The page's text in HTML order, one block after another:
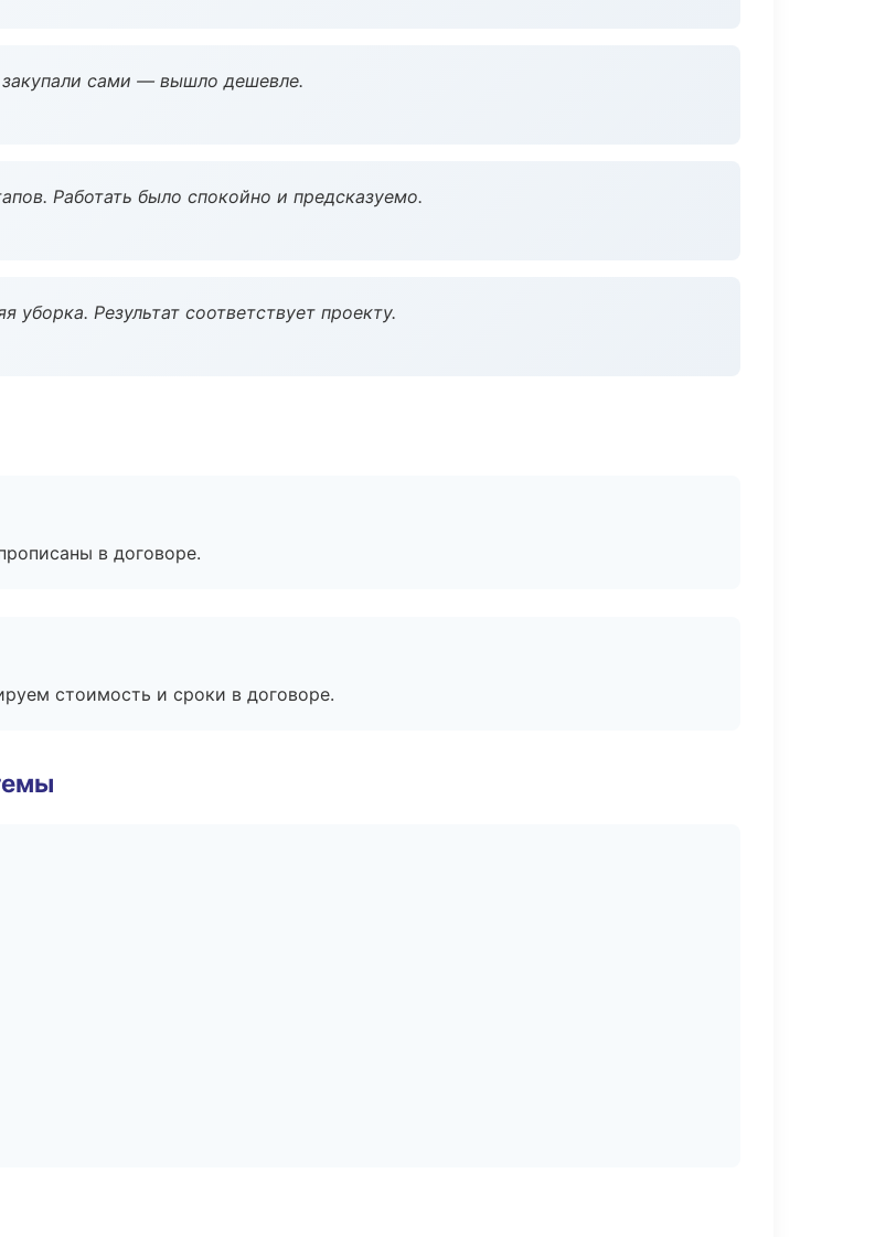
сами — вышло дешевле.
Работать было спокойно и предсказуемо.
уборка. Результат соответствует проекту.
в договоре.
стоимость и сроки в договоре.